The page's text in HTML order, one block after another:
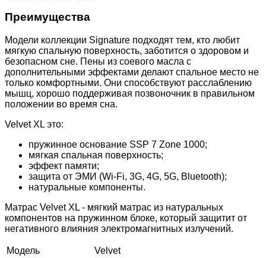
Преимущества
Модели коллекции Signature подходят тем, кто любит
мягкую спальную поверхность, заботится о здоровом и
безопасном сне. Пены из соевого масла с
дополнительными эффектами делают спальное место не
только комфортными. Они способствуют расслаблению
мышц, хорошо поддерживая позвоночник в правильном
положении во время сна.
Velvet XL это:
пружинное основание SSP 7 Zone 1000;
мягкая спальная поверхность;
эффект памяти;
защита от ЭМИ (Wi-Fi, 3G, 4G, 5G, Bluetooth);
натуральные компоненты.
Матрас Velvet XL - мягкий матрас из натуральных
компонентов на пружинном блоке, который защитит от
негативного влияния электромагнитных излучений.
Модель
Velvet